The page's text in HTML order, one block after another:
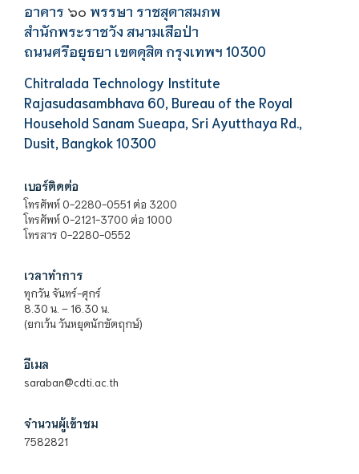
อาคาร ๖๐ พรรษา ราชสุดาสมภพ
สำนักพระราชวัง สนามเสือป่า
ถนนศรีอยุธยา เขตดุสิต กรุงเทพฯ 10300
Chitralada Technology Institute
Rajasudasambhava 60, Bureau of the Royal
Household Sanam Sueapa, Sri Ayutthaya Rd.,
Dusit, Bangkok 10300
เบอร์ติดต่อ
โทรศัพท์ 0-2280-0551 ต่อ 3200
โทรศัพท์ 0-2121-3700 ต่อ 1000
โทรสาร 0-2280-0552
เวลาทำการ
ทุกวัน จันทร์-ศุกร์
8.30 น. – 16.30 น.
(ยกเว้น วันหยุดนักขัตฤกษ์)
อีเมล
saraban@cdti.ac.th
จำนวนผู้เข้าชม
7582821